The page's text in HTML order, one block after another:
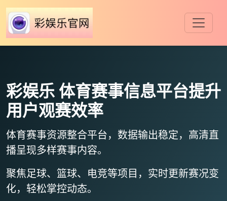
彩娱乐 体育赛事信息平台提升
用户观赛效率
体育赛事资源整合平台，数据输出稳定， 高清直
播呈现多样赛事内容。
聚焦足球、篮球、电竞等项目， 实时更新赛况变
化，轻松掌控动态。